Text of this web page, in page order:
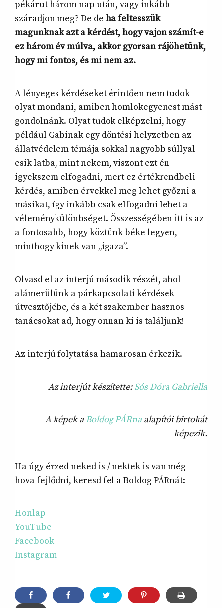
pékárut három nap után, vagy inkább
száradjon meg? De de ha feltesszük
magunknak azt a kérdést, hogy vajon számít-e
ez három év múlva, akkor gyorsan rájöhetünk,
hogy mi fontos, és mi nem az.
A lényeges kérdéseket érintően nem tudok
olyat mondani, amiben homlokegyenest mást
gondolnánk. Olyat tudok elképzelni, hogy
például Gabinak egy döntési helyzetben az
állatvédelem témája sokkal nagyobb súllyal
esik latba, mint nekem, viszont ezt én
igyekszem elfogadni, mert ez értékrendbeli
kérdés, amiben érvekkel meg lehet győzni a
másikat, így inkább csak elfogadni lehet a
véleménykülönbséget. Összességében itt is az
a fontosabb, hogy köztünk béke legyen,
minthogy kinek van „igaza”.
Olvasd el az interjú második részét, ahol
alámerülünk a párkapcsolati kérdések
útvesztőjébe, és a két szakember hasznos
tanácsokat ad, hogy onnan ki is találjunk!
Az interjú folytatása hamarosan érkezik.
Az interjút készítette:Sós Dóra Gabriella
A képek a Boldog PÁRna alapítói birtokát
képezik.
Ha úgy érzed neked is / nektek is van még
hova fejlődni, keresd fel a Boldog PÁRnát:
Honlap
YouTube
Facebook
Instagram